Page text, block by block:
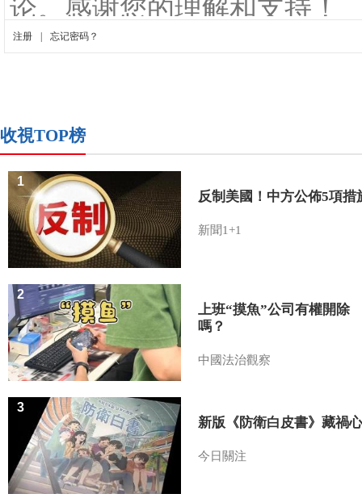
收視TOP榜
反制美國！中方公佈5項措
新聞1+1
1
上班“摸魚”公司有權開除
嗎？
中國法治觀察
2
新版《防衛白皮書》藏禍心
今日關注
3